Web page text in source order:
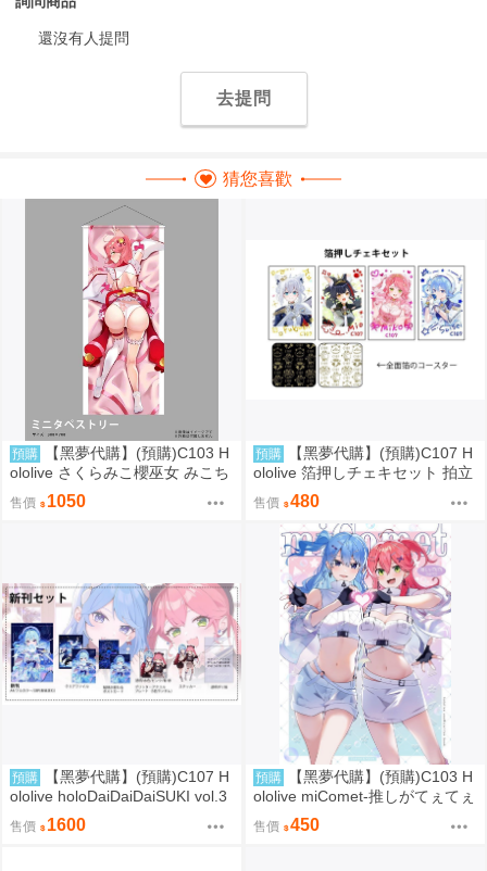
還沒有人提問
去提問
猜您喜歡
預購
【黑夢代購】(預購)C103 H
ololive さくらみこ櫻巫女 みこち
ミニタペストリー(大) 掛軸 社團
名:空色姉妹 繪師:綾香
售價 1050
預購
【黑夢代購】(預購)C107 H
ololive 箔押しチェキセット 拍立
得風卡片套組 社團名:空色姉妹
繪師:綾香
售價 480
預購
【黑夢代購】(預購)C107 H
ololive holoDaiDaiDaiSUKI vol.3
套組 社團名:空色姉妹 繪師:綾香
售價 1600
預購
【黑夢代購】(預購)C103 H
ololive miComet-推しがてぇてぇ
partⅡ- 社團名:空色姉妹 繪師:綾
香
售價 450